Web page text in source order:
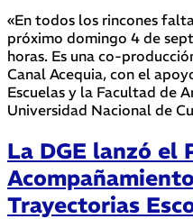
«En todos los rincones
próximo domingo 4 de
horas. Es una co-
Canal Acequia, con el
Escuelas y la Facultad de
Universidad Nacional de
La DGE lanzó el
Trayectorias